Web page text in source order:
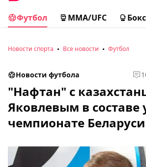
Футбол MMA/UFC Бокс
Новости спорта Все новости Футбол
Новости футбола 1
"Нафтан" с
Яковлевым в составе
чемпионате Беларуси